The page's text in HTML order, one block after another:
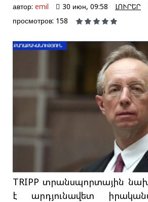
автор: emil 30 июн, 09:58 ԼՈՒՐԵՐ
просмотров: 158
TRIPP տրանսպորտային
է արդյունավետ